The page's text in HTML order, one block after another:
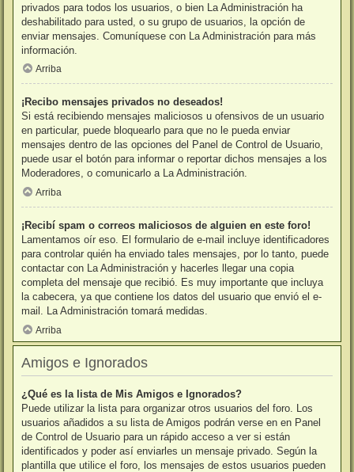
privados para todos los usuarios, o bien La Administración ha
deshabilitado para usted, o su grupo de usuarios, la opción de
enviar mensajes. Comuníquese con La Administración para más
información.
Arriba
¡Recibo mensajes privados no deseados!
Si está recibiendo mensajes maliciosos u ofensivos de un usuario
en particular, puede bloquearlo para que no le pueda enviar
mensajes dentro de las opciones del Panel de Control de Usuario,
puede usar el botón para informar o reportar dichos mensajes a los
Moderadores, o comunicarlo a La Administración.
Arriba
¡Recibí spam o correos maliciosos de alguien en este foro!
Lamentamos oír eso. El formulario de e-mail incluye identificadores
para controlar quién ha enviado tales mensajes, por lo tanto, puede
contactar con La Administración y hacerles llegar una copia
completa del mensaje que recibió. Es muy importante que incluya
la cabecera, ya que contiene los datos del usuario que envió el e-
mail. La Administración tomará medidas.
Arriba
Amigos e Ignorados
¿Qué es la lista de Mis Amigos e Ignorados?
Puede utilizar la lista para organizar otros usuarios del foro. Los
usuarios añadidos a su lista de Amigos podrán verse en en Panel
de Control de Usuario para un rápido acceso a ver si están
identificados y poder así enviarles un mensaje privado. Según la
plantilla que utilice el foro, los mensajes de estos usuarios pueden